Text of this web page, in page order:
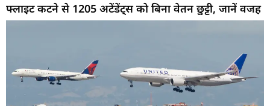
फ्लाइट कटने से 1205 अटेंडेंट्स को बिना वेतन छुट्टी, जानें वजह